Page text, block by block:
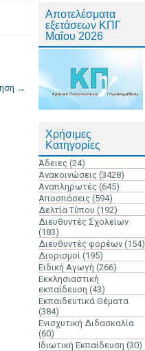
→
Αποτελέσματα
εξετάσεων ΚΠΓ
Μαΐου 2026
Χρήσιμες
Κατηγορίες
Άδειες (24)
Ανακοινώσεις (3428)
Αναπληρωτές (645)
Αποσπάσεις (594)
Δελτία Τύπου (192)
Διευθυντές Σχολείων
(183)
Διευθυντές φορέων (154)
Διορισμοί (195)
Ειδική Αγωγή (266)
Εκκλησιαστική
εκπαίδευση (43)
Εκπαιδευτικά Θέματα
(384)
Ενισχυτική Διδασκαλία
(60)
Ιδιωτική Εκπαίδευση (30)